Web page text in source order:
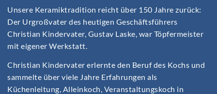
Unsere Keramiktradition reicht über 150 Jahre zurück:
Der Urgroßvater des heutigen Geschäftsführers
Christian Kindervater, Gustav Laske, war Töpfermeister
mit eigener Werkstatt.
Christian Kindervater erlernte den Beruf des Kochs und
sammelte über viele Jahre Erfahrungen als
Küchenleitung, Alleinkoch, Veranstaltungskoch in